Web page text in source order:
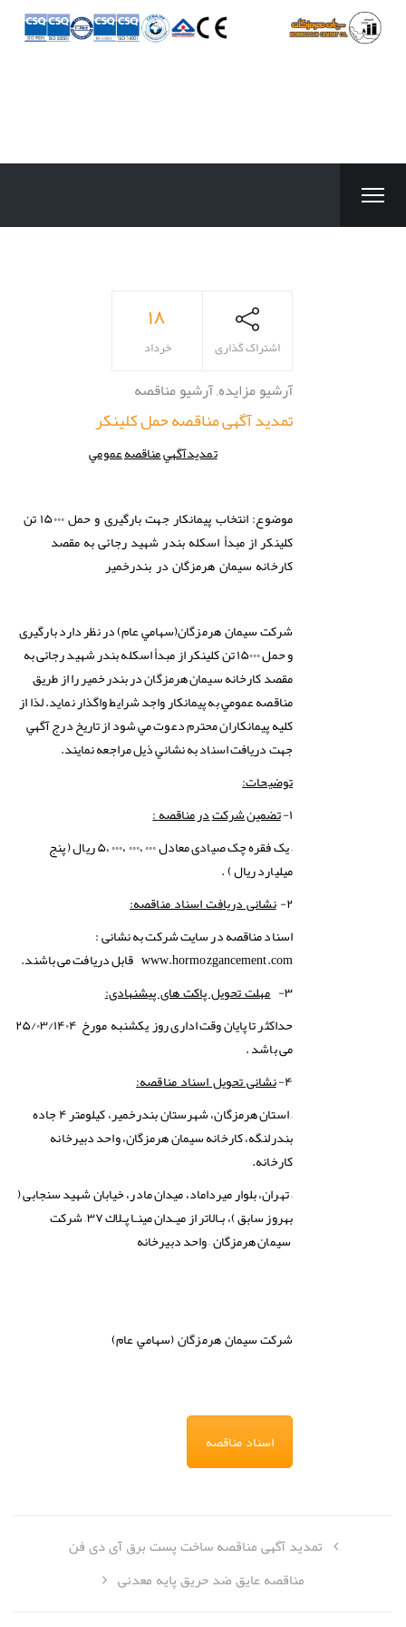
۱۸
خرداد اشتراک گذاری
آرشیو مزایده آرشیو مناقصه
تمدید آگهی مناقصه حمل کلینکر
تمدیدآگهي مناقصه عمومي
موضوع: انتخاب پیمانکار جهت بارگیری و حمل ۱۵۰۰۰ تن
کلینکر از مبدأ اسکله بندر شهید رجائی به مقصد
کارخانه سیمان هرمزگان در بندرخمیر
شركت سيمان هرمزگان(سهامي عام) در نظر دارد بارگیری
و حمل ۱۵۰۰۰ تن کلینکر از مبدأ اسکله بندر شهید رجائی به
مقصد کارخانه سیمان هرمزگان در بندرخمیر را از طريق
مناقصه عمومي به پيمانكار واجد شرايط واگذار نمايد. لذا از
كليه پيمانكاران محترم دعوت مي شود از تاريخ درج آگهي
جهت دريافت اسناد به نشاني ذيل مراجعه نمايند.
توضیحات:
۱- تضمین شركت در مناقصه:
– یک فقره چک صیادی معادل ۰۰۰ ،۰۰۰ ،۰۰۰ ،۵ ریال ( پنج
میلیارد ریال ) .
۲- نشانی دریافت اسناد مناقصه:
اسناد مناقصه در سایت شرکت به نشانی :
www.hormozgancement.com قابل دریافت می باشند.
۳- مهلت تحویل پاکت های پیشنهادی:
حداکثر تا پایان وقت اداری روز یکشنبه مورخ ۲۵/۰۳/۱۴۰۴
می باشد .
۴- نشانی تحویل اسناد مناقصه:
– استان هرمزگان، شهرستان بندرخمير، كيلومتر ۴ جاده
بندرلنگه، كارخانه سيمان هرمزگان، واحد دبیرخانه
کارخانه.
– تهران، بلوار میرداماد، میدان مادر، خیابان شهید سنجابی (
بهروز سابق )، بـالاتر از میـدان مینـا پـلاك ۳۷– شرکت
سیمان هرمزگان – واحد دبیرخانه
شركت سيمان هرمزگان (سهامي عام)
اسناد مناقصه
تمدید آگهی مناقصه ساخت پست برق آی دی فن
مناقصه عایق ضد حریق پایه معدنی